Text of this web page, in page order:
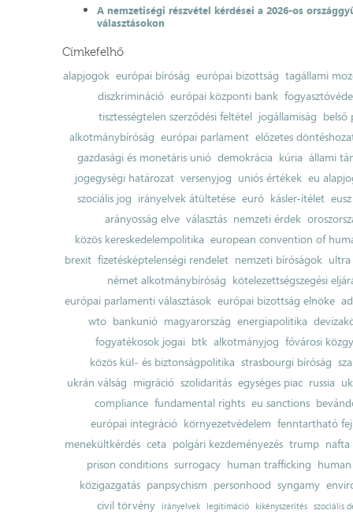
A nemzetiségi részvétel kérdései a 2026-os
választásokon
Címkefelhő
alapjogok európai bíróság európai bizottság tagállami
diszkrimináció európai központi bank
tisztességtelen szerződési feltétel jogállamiság belső
alkotmánybíróság európai parlament előzetes
gazdasági és monetáris unió demokrácia kúria állami
jogegységi határozat versenyjog uniós értékek eu
szociális jog irányelvek átültetése euró kásler-ítélet
arányosság elve választás nemzeti érdek
közös kereskedelempolitika european convention of
brexit fizetésképtelenségi rendelet nemzeti bíróságok ultra
német alkotmánybíróság kötelezettségszegési
európai parlamenti választások európai bizottság elnöke
wto bankunió magyarország energiapolitika
fogyatékosok jogai btk alkotmányjog fővárosi
közös kül- és biztonságpolitika strasbourgi bíróság
ukrán válság migráció szolidaritás egységes piac russia
compliance fundamental rights eu sanctions
európai integráció környezetvédelem fenntartható
menekültkérdés ceta polgári kezdeményezés trump nafta
prison conditions surrogacy human trafficking
közigazgatás panpsychism personhood syngamy
civil törvény
irányelvek legitimáció kikényszerítés szociális